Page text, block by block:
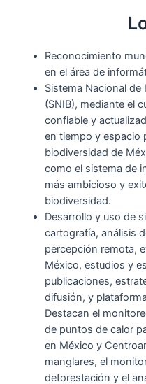
Reconocimiento
en el área de
Sistema Nacional
(SNIB), mediante el
confiable y
en tiempo y espacio
biodiversidad de
como el sistema de
más ambicioso y
biodiversidad.
Desarrollo y uso de
cartografía, análisis
percepción remota,
México, estudios y
publicaciones,
difusión, y
Destacan el
de puntos de calor
en México y
manglares, el
deforestación y el